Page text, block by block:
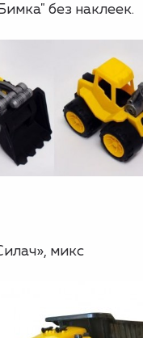
без наклеек.
микс